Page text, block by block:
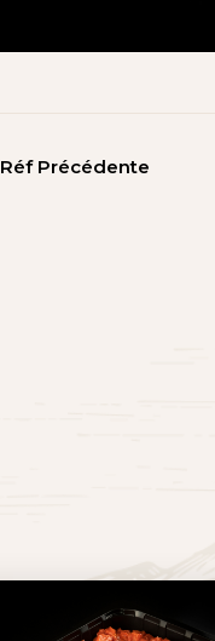
Réf Précédente